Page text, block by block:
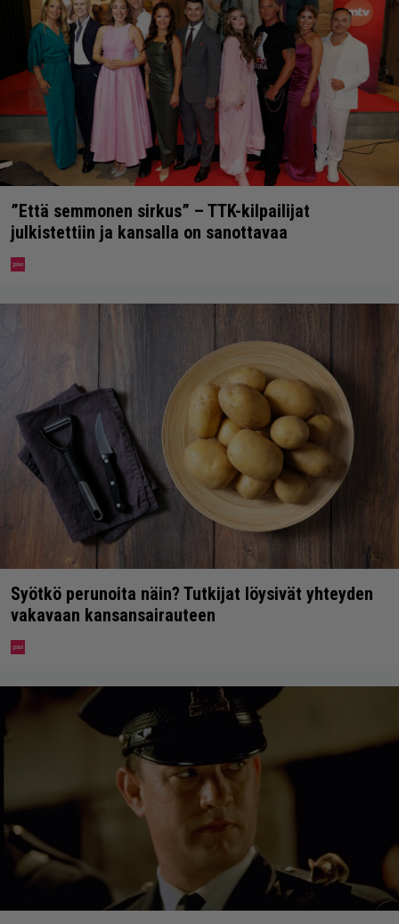
”Että semmonen sirkus” – TTK-kilpailijat
julkistettiin ja kansalla on sanottavaa
Syötkö perunoita näin? Tutkijat löysivät yhteyden
vakavaan kansansairauteen